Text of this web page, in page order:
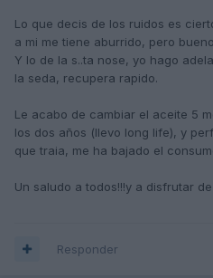
Lo que decis de los ruidos es
a mi me tiene aburrido, pero
Y lo de la s..ta nose, yo hago
la seda, recupera rapido.
Le acabo de cambiar el aceite 5
los dos años (llevo long life), y
que traia, me ha bajado el
Un saludo a todos!!!y a disfrutar
Responder